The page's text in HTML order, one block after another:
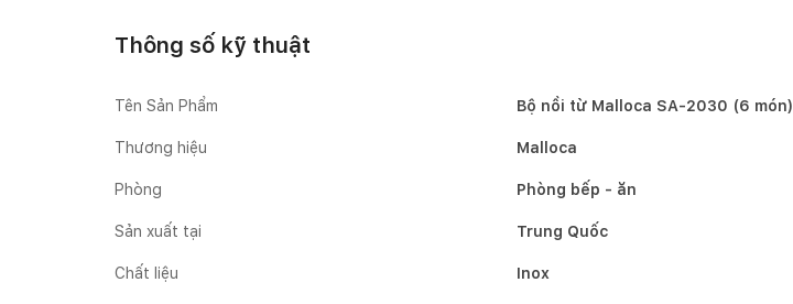
Thông số kỹ thuật
Tên Sản Phẩm Bộ nồi từ Malloca SA-2030 (6 món)
Thương hiệu Malloca
Phòng Phòng bếp - ăn
Sản xuất tại Trung Quốc
Chất liệu Inox